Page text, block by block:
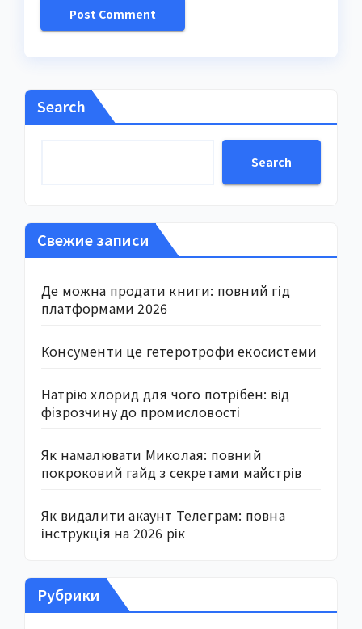
Search
Search
Свежие записи
Де можна продати книги: повний гід
платформами 2026
Консументи це гетеротрофи екосистеми
Натрію хлорид для чого потрібен: від
фізрозчину до промисловості
Як намалювати Миколая: повний
покроковий гайд з секретами майстрів
Як видалити акаунт Телеграм: повна
інструкція на 2026 рік
Рубрики